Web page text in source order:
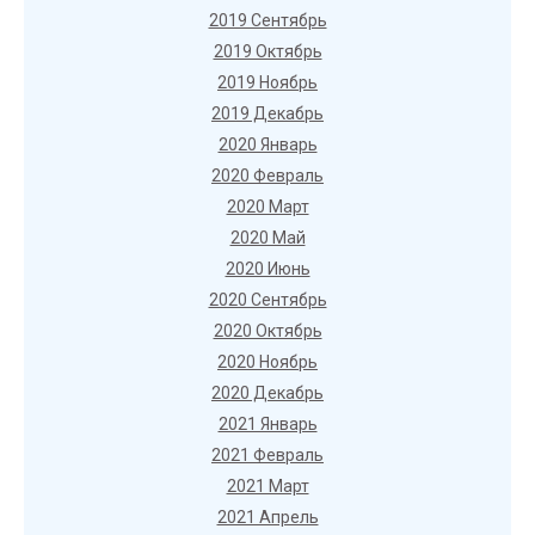
2019 Сентябрь
2019 Октябрь
2019 Ноябрь
2019 Декабрь
2020 Январь
2020 Февраль
2020 Март
2020 Май
2020 Июнь
2020 Сентябрь
2020 Октябрь
2020 Ноябрь
2020 Декабрь
2021 Январь
2021 Февраль
2021 Март
2021 Апрель